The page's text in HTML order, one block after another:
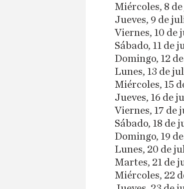
Miércoles, 8
Jueves, 9 de
Viernes, 10 de
Sábado, 11 de
Domingo, 12
Lunes, 13 de
Miércoles, 15
Jueves, 16 de
Viernes, 17 de
Sábado, 18 de
Domingo, 19
Lunes, 20 de
Martes, 21 de
Miércoles, 22